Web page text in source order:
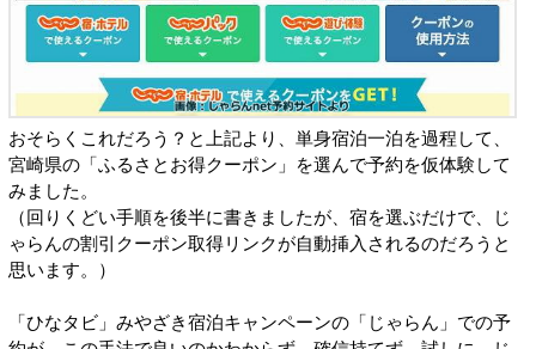
おそらくこれだろう？と上記より、単身宿泊一泊を過程して、
宮崎県の「ふるさとお得クーポン」を選んで予約を仮体験して
みました。
（回りくどい手順を後半に書きましたが、宿を選ぶだけで、じ
ゃらんの割引クーポン取得リンクが自動挿入されるのだろうと
思います。）
「ひなタビ」みやざき宿泊キャンペーンの「じゃらん」での予